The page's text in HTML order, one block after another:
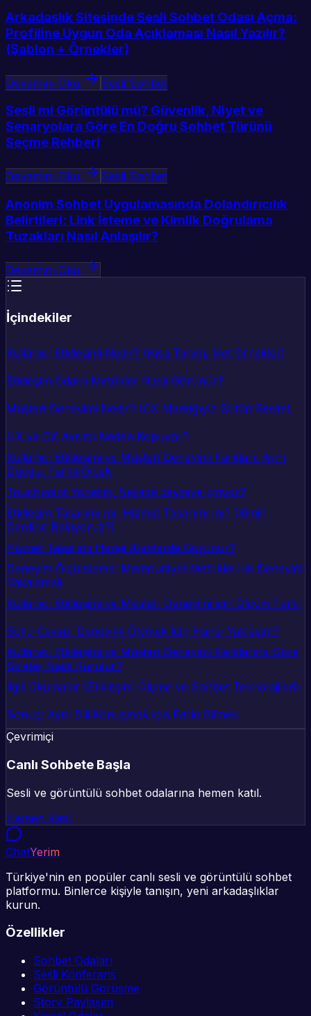
Arkadaşlık Sitesinde Sesli Sohbet Odası Açma:
Profiline Uygun Oda Açıklaması Nasıl Yazılır?
(Şablon + Örnekler)
Devamını Oku Sesli Sohbet
Sesli mi Görüntülü mü? Güvenlik, Niyet ve
Senaryolara Göre En Doğru Sohbet Türünü
Seçme Rehberi
Devamını Oku Sesli Sohbet
Anonim Sohbet Uygulamasında Dolandırıcılık
Belirtileri: Link İsteme ve Kimlik Doğrulama
Tuzakları Nasıl Anlaşılır?
Devamını Oku
İçindekiler
Kullanıcı Etkileşimi Nedir? (Kısa Tanım, Net Örnekler)
Etkileşim Odaklı Metrikler Nasıl Görünür?
Müşteri Deneyimi Nedir? (CX Mantığıyla Bütün Resim)
UX ve CX Ayrımı Neden Kopuyor?
Kullanıcı Etkileşimi vs Müşteri Deneyimi Farkları: Aynı
Duygu, Farklı Ölçek
Touchpoint Yönetimi Nerede devreye giriyor?
Etkileşim Tasarımı mı, Hizmet Tasarımı mı? (Kimin
Derdine Bakıyoruz?)
Hizmet Tasarımı Hangi Alanlarda Görünür?
Deneyim Ölçümleme: Memnuniyet Metrikleri ile Deneyimi
Yakalamak
Kullanıcı Etkileşimi ve Müşteri Deneyimi için Ölçüm Farkı
Soru-Cevap: Deneyimi Ölçmek İçin Hangi Yaklaşım?
Kullanıcı Etkileşimi vs Müşteri Deneyimi Farklarına Göre
Strateji Nasıl Kurulur?
İlgili Okumalar (Etkileşimi Ölçme ve Sohbet Teknolojileri)
Sonuç: Aynı Dili Konuşmak için Farkı Bilmek
Çevrimiçi
Canlı Sohbete Başla
Sesli ve görüntülü sohbet odalarına hemen katıl.
Hemen Katıl
ChatYerim
Türkiye'nin en popüler canlı sesli ve görüntülü sohbet
platformu. Binlerce kişiyle tanışın, yeni arkadaşlıklar
kurun.
Özellikler
Sohbet Odaları
Sesli Konferans
Görüntülü Görüşme
Story Paylaşım